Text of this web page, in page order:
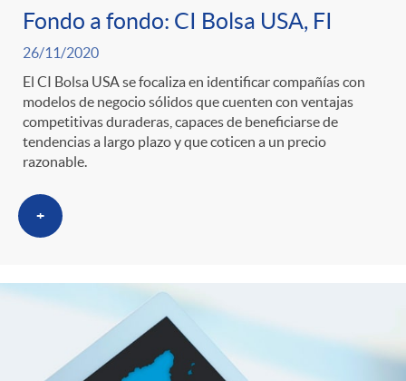
Fondo a fondo: CI Bolsa USA, FI
26/11/2020
El CI Bolsa USA se focaliza en identificar compañías con
modelos de negocio sólidos que cuenten con ventajas
competitivas duraderas, capaces de beneficiarse de
tendencias a largo plazo y que coticen a un precio
razonable.
+